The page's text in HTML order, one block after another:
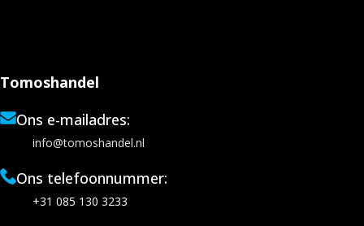
Tomoshandel
Ons e-mailadres:
info@tomoshandel.nl
Ons telefoonnummer:
+31 085 130 3233